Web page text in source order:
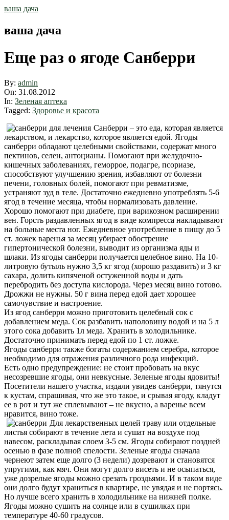
Skip
ваша дача
ваша дача
Еще раз о ягоде Санберри
By: admin
On: 31.08.2012
In: Зеленая аптека
Tagged: Здоровье и красота
Санберри – это еда, которая является
лекарством, и лекарство, которое является едой. Ягоды
санберри обладают целебными свойствами, содержат много
пектинов, селен, антоцианы. Помогают при желудочно-
кишечных заболеваниях, геморрое, подагре, псориазе,
способствуют улучшению зрения, избавляют от болезни
печени, головных болей, помогают при ревматизме,
устраняют зуд в теле. Достаточно ежедневно употреблять 5-6
ягод в течение месяца, чтобы нормализовать давление.
Хорошо помогают при диабете, при варикозном расширении
вен. Горсть раздавленных ягод в виде компресса накладывают
на больные места ног. Ежедневное употребление в пищу до 5
ст. ложек варенья за месяц убирает обострение
гипертонической болезни, выводит из организма яды и
шлаки. Из ягоды санберри получается целебное вино. На 10-
литровую бутыль нужно 3,5 кг ягод (хорошо раздавить) и 3 кг
сахара, долить кипяченой остуженной воды и дать
перебродить без доступа кислорода. Через месяц вино готово.
Дрожжи не нужны. 50 г вина перед едой дает хорошее
самочувствие и настроение.
Из ягод санберри можно приготовить целебный сок с
добавлением меда. Сок разбавить наполовину водой и на 5 л
этого сока добавить 1л меда. Хранить в холодильнике.
Достаточно принимать перед едой по 1 ст. ложке.
Ягоды санберри также богаты содержанием серебра, которое
необходимо для отражения различного рода инфекций.
Есть одно предупреждение: не стоит пробовать на вкус
несозревшие ягоды, они невкусные. Зеленые ягоды ядовиты!
Посетители нашего участка, издали увидев санберри, тянутся
к кустам, спрашивая, что же это такое, и срывая ягоду, кладут
ее в рот и тут же сплевывают – не вкусно, а варенье всем
нравится, вино тоже.
Для лекарственных целей траву или отдельные
листья собирают в течение лета и сушат на воздухе под
навесом, раскладывая слоем 3-5 см. Ягоды собирают поздней
осенью в фазе полной спелости. Зеленые ягоды сначала
чернеют затем еще долго (3 недели) дозревают и становятся
упругими, как мяч. Они могут долго висеть и не осыпаться,
уже дозрелые ягоды можно срезать гроздьями. И в таком виде
они долго будут храниться в квартире, не увядая и не портясь.
Но лучше всего хранить в холодильнике на нижней полке.
Ягоды можно сушить на солнце или в сушилках при
температуре 40-60 градусов.